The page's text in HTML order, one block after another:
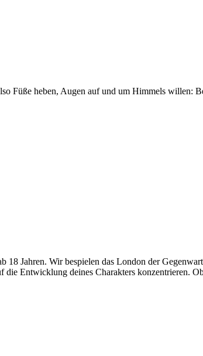
Füße heben, Augen auf und um Himmels willen:
Jahren. Wir bespielen das London der
Entwicklung deines Charakters konzentrieren.